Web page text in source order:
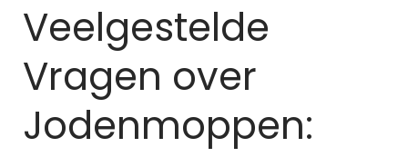
Veelgestelde
Vragen over
Jodenmoppen: